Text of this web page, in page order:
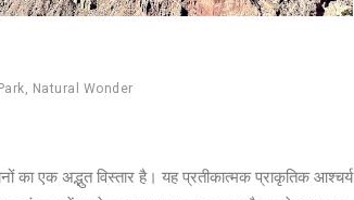
, Natural Wonder
का एक अद्भुत विस्तार है। यह प्रतीकात्मक प्राकृतिक आश्चर्य